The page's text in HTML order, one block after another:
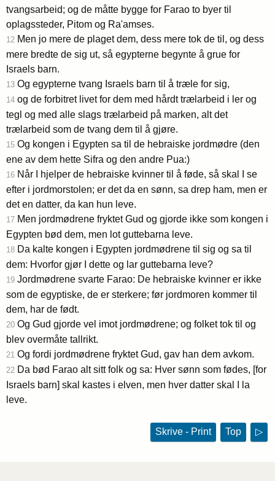
tvangsarbeid; og de måtte bygge for Farao to byer til
oplagssteder, Pitom og Ra'amses.
12 Men jo mere de plaget dem, dess mere tok de til, og dess
mere bredte de sig ut, så egypterne begynte å grue for
Israels barn.
13 Og egypterne tvang Israels barn til å træle for sig,
14 og de forbitret livet for dem med hårdt trælarbeid i ler og
tegl og med alle slags trælarbeid på marken, alt det
trælarbeid som de tvang dem til å gjøre.
15 Og kongen i Egypten sa til de hebraiske jordmødre (den
ene av dem hette Sifra og den andre Pua:)
16 Når I hjelper de hebraiske kvinner til å føde, så skal I se
efter i jordmorstolen; er det da en sønn, sa drep ham, men er
det en datter, da kan hun leve.
17 Men jordmødrene fryktet Gud og gjorde ikke som kongen i
Egypten bød dem, men lot guttebarna leve.
18 Da kalte kongen i Egypten jordmødrene til sig og sa til
dem: Hvorfor gjør I dette og lar guttebarna leve?
19 Jordmødrene svarte Farao: De hebraiske kvinner er ikke
som de egyptiske, de er sterkere; før jordmoren kommer til
dem, har de født.
20 Og Gud gjorde vel imot jordmødrene; og folket tok til og
blev overmåte tallrikt.
21 Og fordi jordmødrene fryktet Gud, gav han dem avkom.
22 Da bød Farao alt sitt folk og sa: Hver sønn som fødes, [for
Israels barn] skal kastes i elven, men hver datter skal I la
leve.
Skrive - Print Top ▷